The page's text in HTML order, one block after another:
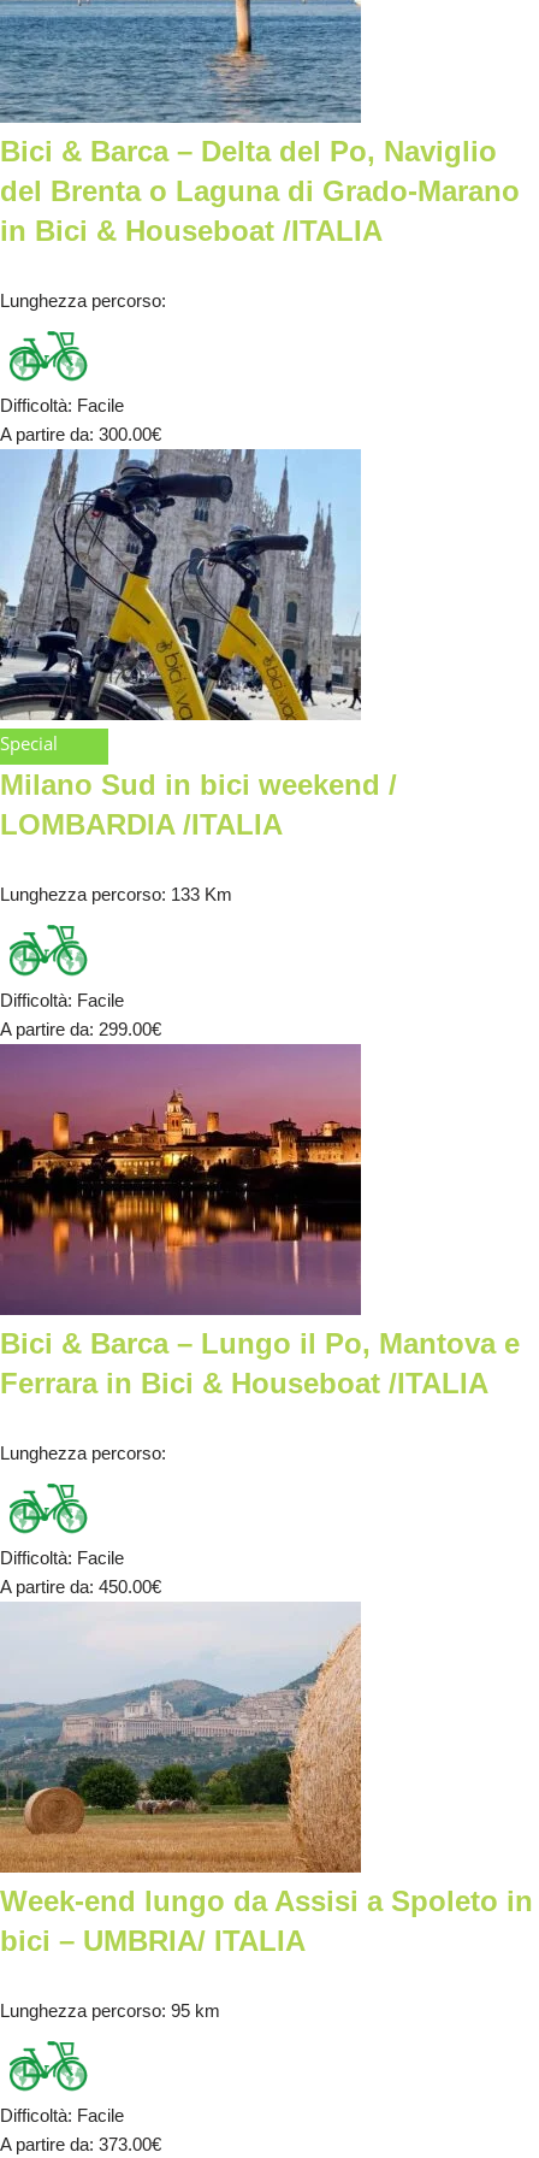
Bici & Barca – Delta del Po, Naviglio
del Brenta o Laguna di Grado-Marano
in Bici & Houseboat /ITALIA
Lunghezza percorso:
Difficoltà: Facile
A partire da: 300.00€
Special
Milano Sud in bici weekend /
LOMBARDIA /ITALIA
Lunghezza percorso: 133 Km
Difficoltà: Facile
A partire da: 299.00€
Bici & Barca – Lungo il Po, Mantova e
Ferrara in Bici & Houseboat /ITALIA
Lunghezza percorso:
Difficoltà: Facile
A partire da: 450.00€
Week-end lungo da Assisi a Spoleto in
bici – UMBRIA/ ITALIA
Lunghezza percorso: 95 km
Difficoltà: Facile
A partire da: 373.00€